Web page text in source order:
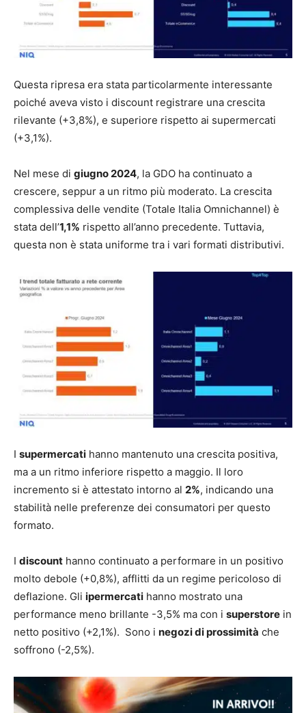
Questa ripresa era stata particolarmente interessante
poiché aveva visto i discount registrare una crescita
rilevante (+3,8%), e superiore rispetto ai supermercati
(+3,1%).
Nel mese di giugno 2024, la GDO ha continuato a
crescere, seppur a un ritmo più moderato. La crescita
complessiva delle vendite (Totale Italia Omnichannel) è
stata dell’1,1% rispetto all’anno precedente. Tuttavia,
questa non è stata uniforme tra i vari formati distributivi.
I supermercati hanno mantenuto una crescita positiva,
ma a un ritmo inferiore rispetto a maggio. Il loro
incremento si è attestato intorno al 2%, indicando una
stabilità nelle preferenze dei consumatori per questo
formato.
I discount hanno continuato a performare in un positivo
molto debole (+0,8%), afflitti da un regime pericoloso di
deflazione. Gli ipermercati hanno mostrato una
performance meno brillante -3,5% ma con i superstore in
netto positivo (+2,1%). Sono i negozi di prossimità che
soffrono (-2,5%).